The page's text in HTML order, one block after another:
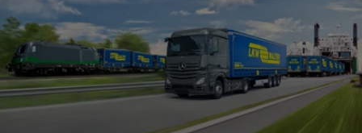
Автомобильные перевозки
Цифровые решения
Комбинированные перевозки